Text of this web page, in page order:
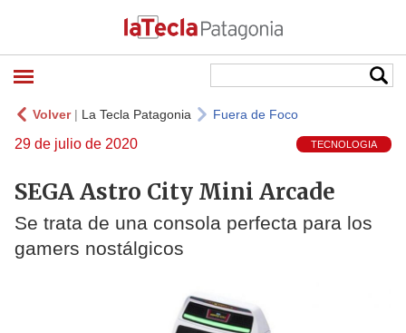
Volver| La Tecla Patagonia Fuera de Foco
29 de julio de 2020 TECNOLOGIA
SEGA Astro City Mini Arcade
Se trata de una consola perfecta para los
gamers nostálgicos